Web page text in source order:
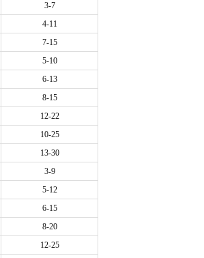
3-7
4-11
7-15
5-10
6-13
8-15
12-22
10-25
13-30
3-9
5-12
6-15
8-20
12-25